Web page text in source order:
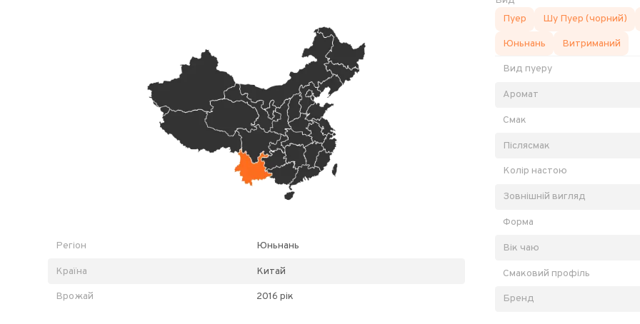
Регіон Юньнань
Країна Китай
Врожай 2016 рік
Пуер
Шу Пуер (чорний)
Юньнань Витриманий
Вид пуеру
Аромат
Смак
Післясмак
Колір настою
Зовнішній вигляд
Форма
Вік чаю
Смаковий профіль
Бренд